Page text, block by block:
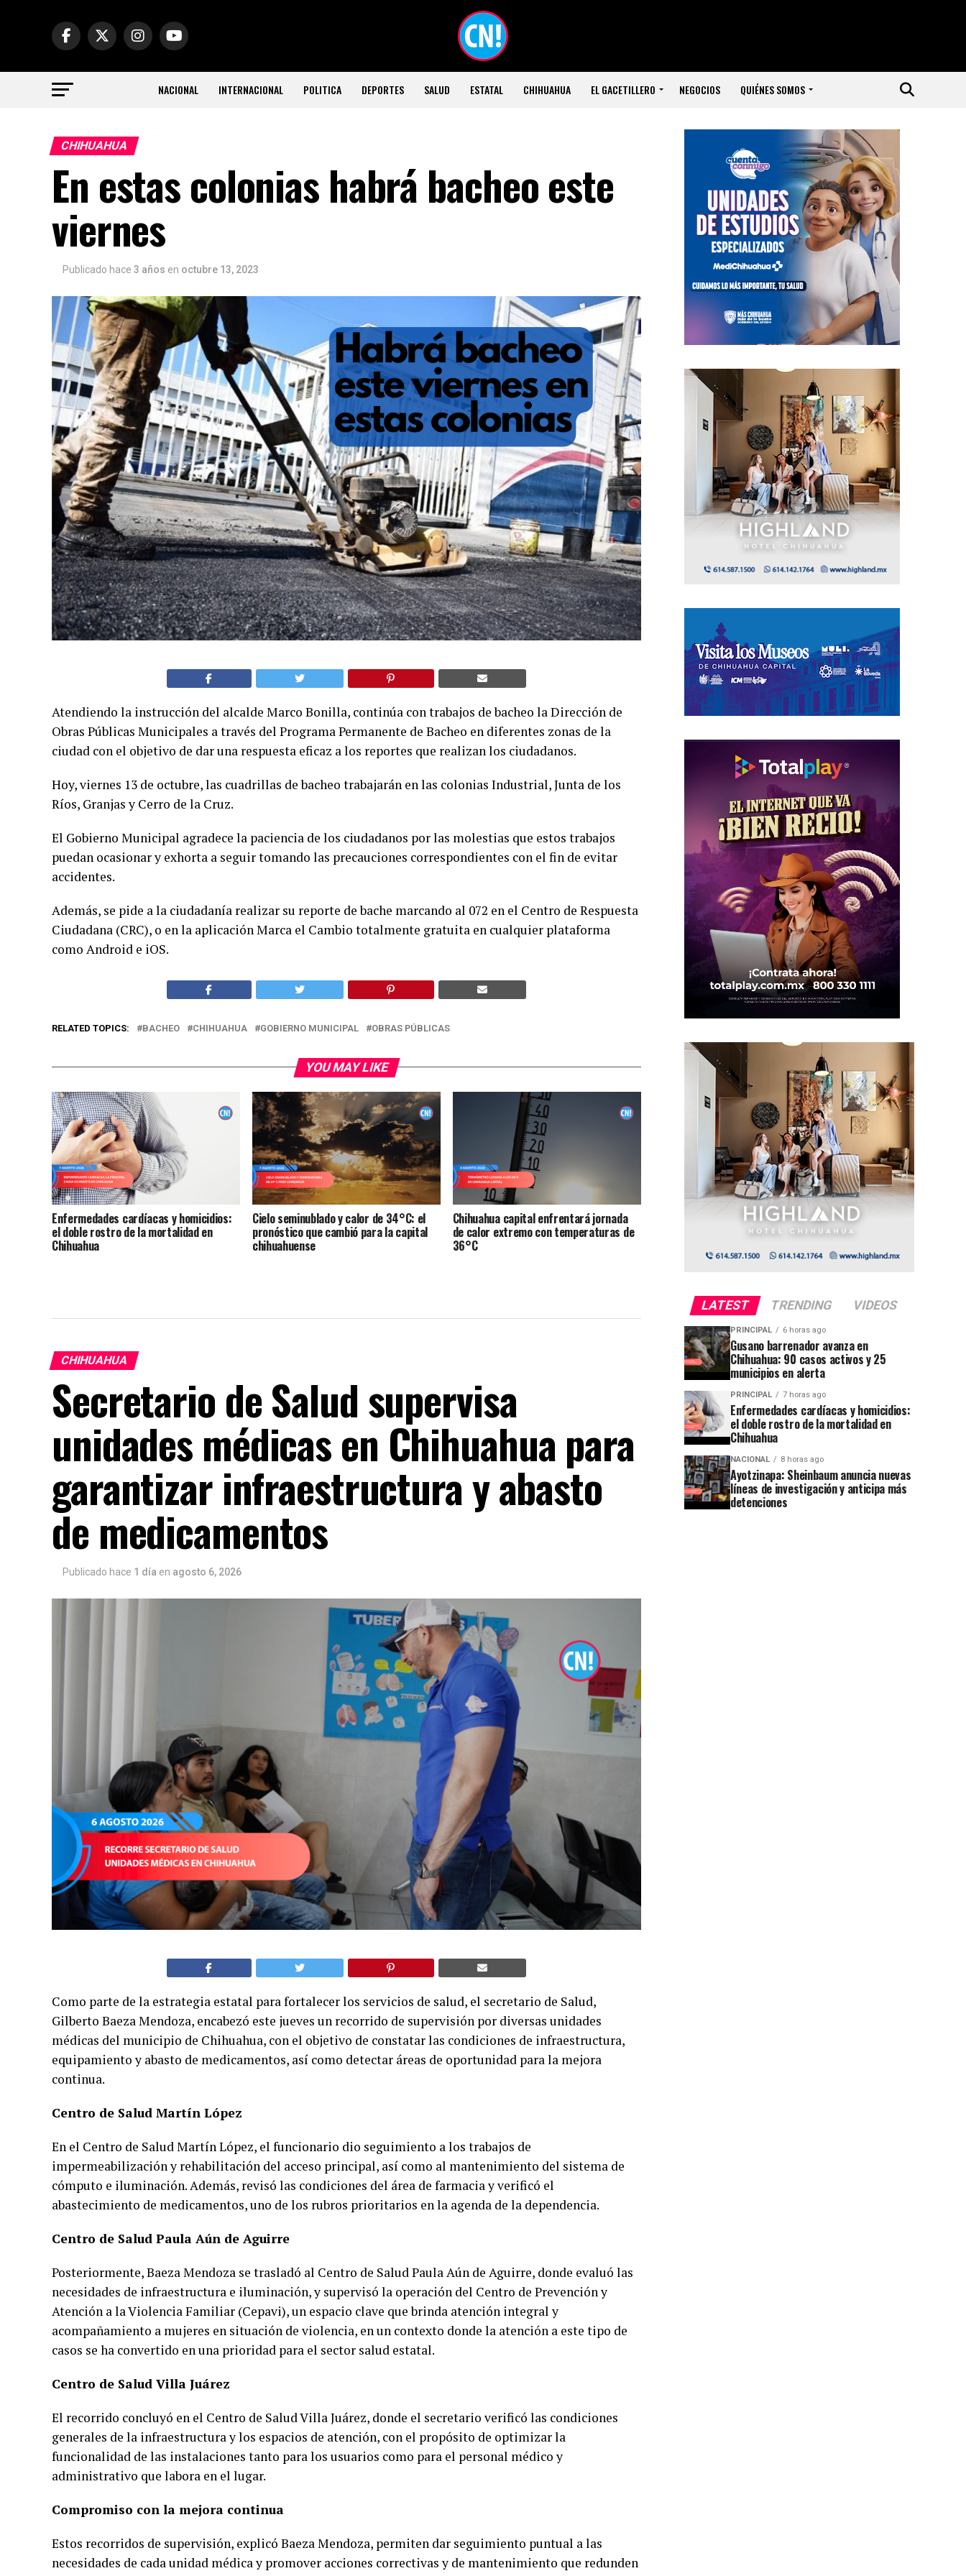
NACIONAL INTERNACIONAL POLITICA DEPORTES SALUD ESTATAL CHIHUAHUA EL GACETILLERO NEGOCIOS QUIÉNES SOMOS
CHIHUAHUA
En estas colonias habrá bacheo este
viernes
Publicado hace 3 años en octubre 13, 2023
Atendiendo la instrucción del alcalde Marco Bonilla, continúa con trabajos de bacheo la Dirección de
Obras Públicas Municipales a través del Programa Permanente de Bacheo en diferentes zonas de la
ciudad con el objetivo de dar una respuesta eficaz a los reportes que realizan los ciudadanos.
Hoy, viernes 13 de octubre, las cuadrillas de bacheo trabajarán en las colonias Industrial, Junta de los
Ríos, Granjas y Cerro de la Cruz.
El Gobierno Municipal agradece la paciencia de los ciudadanos por las molestias que estos trabajos
puedan ocasionar y exhorta a seguir tomando las precauciones correspondientes con el fin de evitar
accidentes.
Además, se pide a la ciudadanía realizar su reporte de bache marcando al 072 en el Centro de Respuesta
Ciudadana (CRC), o en la aplicación Marca el Cambio totalmente gratuita en cualquier plataforma
como Android e iOS.
RELATED TOPICS: BACHEO CHIHUAHUA GOBIERNO MUNICIPAL OBRAS PÚBLICAS
YOU MAY LIKE
Enfermedades cardíacas y homicidios:
el doble rostro de la mortalidad en
Chihuahua
Cielo seminublado y calor de 34°C: el
pronóstico que cambió para la capital
chihuahuense
Chihuahua capital enfrentará jornada
de calor extremo con temperaturas de
36°C
CHIHUAHUA
Secretario de Salud supervisa
unidades médicas en Chihuahua para
garantizar infraestructura y abasto
de medicamentos
Publicado hace 1 día en agosto 6, 2026
Como parte de la estrategia estatal para fortalecer los servicios de salud, el secretario de Salud,
Gilberto Baeza Mendoza, encabezó este jueves un recorrido de supervisión por diversas unidades
médicas del municipio de Chihuahua, con el objetivo de constatar las condiciones de infraestructura,
equipamiento y abasto de medicamentos, así como detectar áreas de oportunidad para la mejora
continua.
Centro de Salud Martín López
En el Centro de Salud Martín López, el funcionario dio seguimiento a los trabajos de
impermeabilización y rehabilitación del acceso principal, así como al mantenimiento del sistema de
cómputo e iluminación. Además, revisó las condiciones del área de farmacia y verificó el
abastecimiento de medicamentos, uno de los rubros prioritarios en la agenda de la dependencia.
Centro de Salud Paula Aún de Aguirre
Posteriormente, Baeza Mendoza se trasladó al Centro de Salud Paula Aún de Aguirre, donde evaluó las
necesidades de infraestructura e iluminación, y supervisó la operación del Centro de Prevención y
Atención a la Violencia Familiar (Cepavi), un espacio clave que brinda atención integral y
acompañamiento a mujeres en situación de violencia, en un contexto donde la atención a este tipo de
casos se ha convertido en una prioridad para el sector salud estatal.
Centro de Salud Villa Juárez
El recorrido concluyó en el Centro de Salud Villa Juárez, donde el secretario verificó las condiciones
generales de la infraestructura y los espacios de atención, con el propósito de optimizar la
funcionalidad de las instalaciones tanto para los usuarios como para el personal médico y
administrativo que labora en el lugar.
Compromiso con la mejora continua
Estos recorridos de supervisión, explicó Baeza Mendoza, permiten dar seguimiento puntual a las
necesidades de cada unidad médica y promover acciones correctivas y de mantenimiento que redunden
LATEST TRENDING VIDEOS
PRINCIPAL 6 horas ago
Gusano barrenador avanza en
Chihuahua: 90 casos activos y 25
municipios en alerta
PRINCIPAL 7 horas ago
Enfermedades cardíacas y homicidios:
el doble rostro de la mortalidad en
Chihuahua
NACIONAL 8 horas ago
Ayotzinapa: Sheinbaum anuncia nuevas
líneas de investigación y anticipa más
detenciones